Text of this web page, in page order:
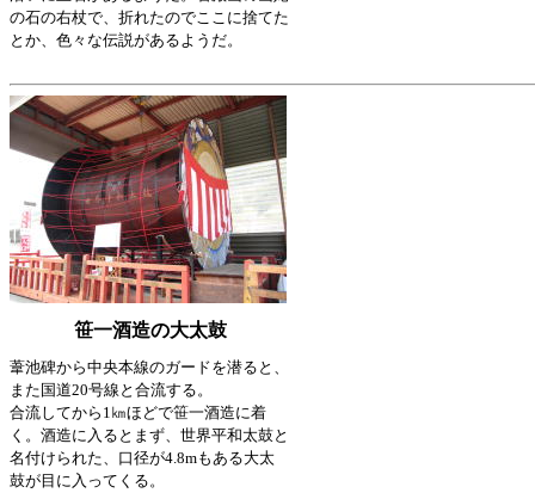
の石の右杖で、折れたのでここに捨てた
とか、色々な伝説があるようだ。
笹一酒造の大太鼓
葦池碑から中央本線のガードを潜ると、
また国道20号線と合流する。
合流してから1㎞ほどで笹一酒造に着
く。酒造に入るとまず、世界平和太鼓と
名付けられた、口径が4.8mもある大太
鼓が目に入ってくる。